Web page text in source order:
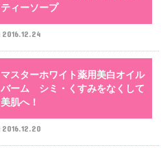
ティーソープ
2016.12.24
マスターホワイト薬用美白オイル
バーム シミ・くすみをなくして
美肌へ！
2016.12.20